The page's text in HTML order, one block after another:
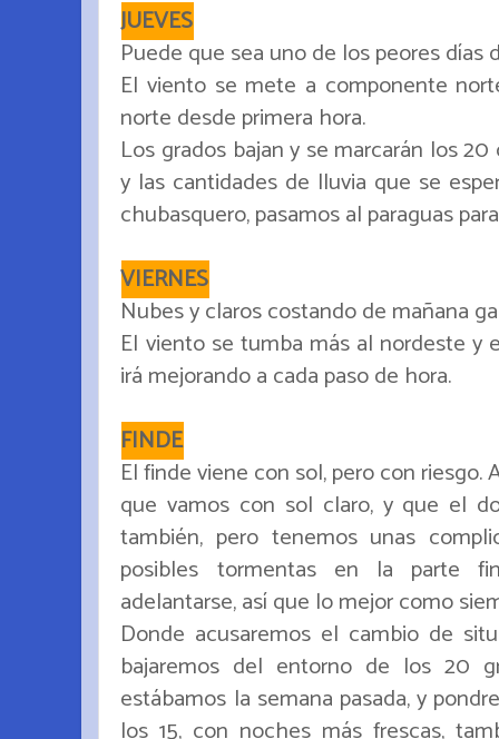
JUEVES
Puede que sea uno de los peores días
El viento se mete a componente
norte desde primera hora.
Los grados bajan y se marcarán los
y las cantidades de lluvia que se
chubasquero, pasamos al paraguas
VIERNES
Nubes y claros costando de mañana
El viento se tumba más al nordeste y
irá mejorando a cada paso de hora.
FINDE
El finde viene con sol, pero con riesgo.
que vamos con sol claro, y que el
también, pero tenemos unas
posibles tormentas en la parte
adelantarse, así que lo mejor como
Donde acusaremos el cambio de
bajaremos del entorno de los 20
estábamos la semana pasada, y
los 15, con noches más frescas,